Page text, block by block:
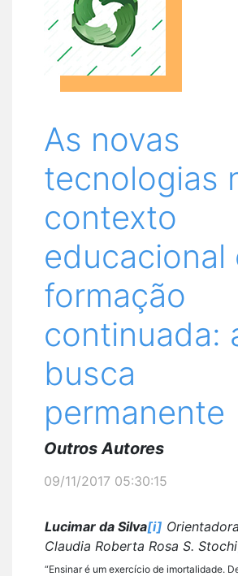
As novas
tecnologias
contexto
educacional
formação
continuada:
busca
permanente
Outros Autores
09/11/2017 05:30:15
Lucimar da Silva[i]
Claudia Roberta Rosa S. Stochi
“Ensinar é um exercício de imortalidade.